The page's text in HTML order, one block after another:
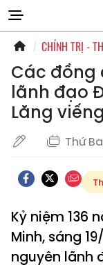
CHÍNH TRỊ -
Các đồng
lãnh đạo
Lăng
Thứ
Kỷ niệm 136
Minh, sáng
nguyên lãnh